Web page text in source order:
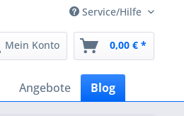
Service/Hilfe
Mein Konto 0,00 € *
Angebote Blog